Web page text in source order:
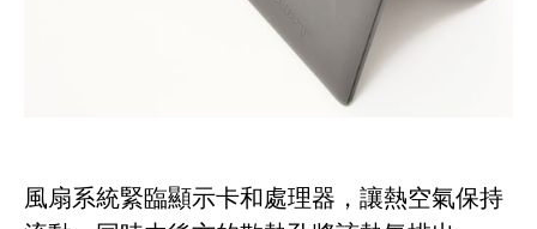
風扇系統緊臨顯示卡和處理器，讓熱空氣保持